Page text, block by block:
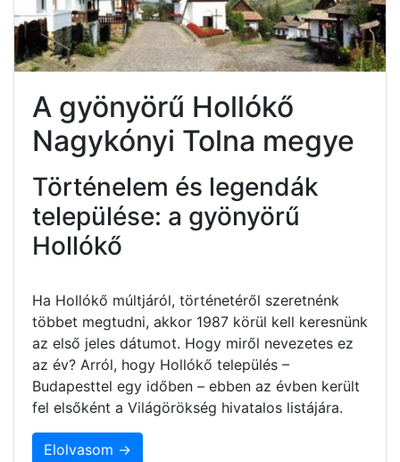
A gyönyörű Hollókő
Nagykónyi Tolna megye
Történelem és legendák
települése: a gyönyörű
Hollókő
Ha Hollókő múltjáról, történetéről szeretnénk
többet megtudni, akkor 1987 körül kell keresnünk
az első jeles dátumot. Hogy miről nevezetes ez
az év? Arról, hogy Hollókő település –
Budapesttel egy időben – ebben az évben került
fel elsőként a Világörökség hivatalos listájára.
Elolvasom →